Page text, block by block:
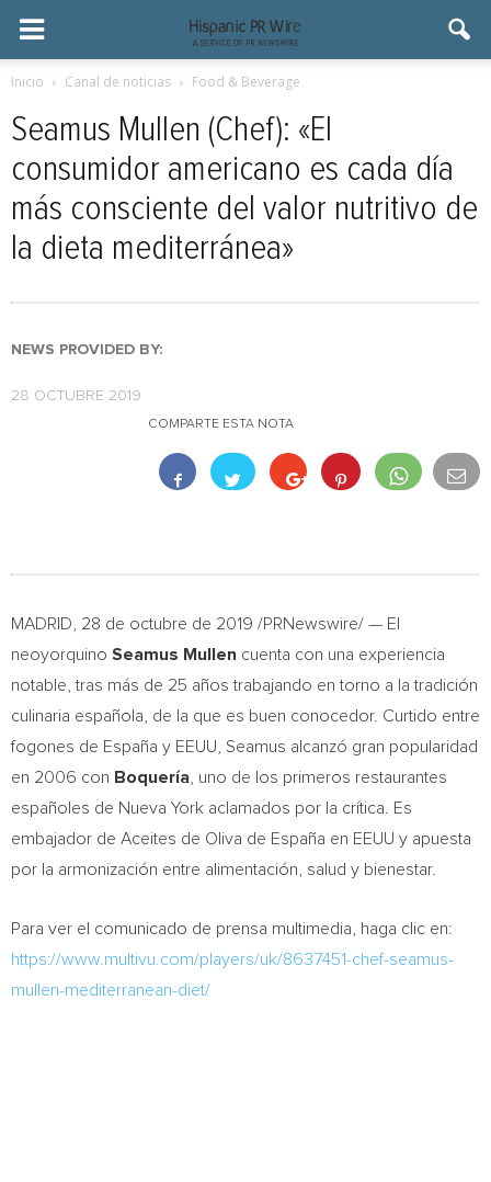
Inicio Canal de noticias Food & Beverage
Seamus Mullen (Chef): «El
consumidor americano es cada día
más consciente del valor nutritivo de
la dieta mediterránea»
NEWS PROVIDED BY:
28 OCTUBRE 2019
COMPARTE ESTA NOTA
MADRID , 28 de octubre de 2019 /PRNewswire/ — El
neoyorquino Seamus Mullen cuenta con una experiencia
notable, tras más de 25 años trabajando en torno a la tradición
culinaria española, de la que es buen conocedor. Curtido entre
fogones de España y EEUU, Seamus alcanzó gran popularidad
en 2006 con Boquería , uno de los primeros restaurantes
españoles de Nueva York aclamados por la crítica. Es
embajador de Aceites de Oliva de España en EEUU y apuesta
por la armonización entre alimentación, salud y bienestar.
Para ver el comunicado de prensa multimedia, haga clic en:
https://www.multivu.com/players/uk/8637451-chef-seamus-
mullen-mediterranean-diet/